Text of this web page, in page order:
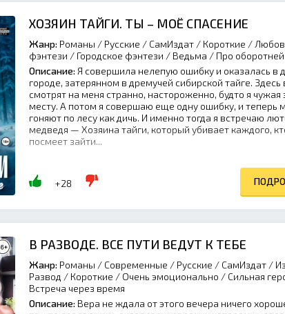
ХОЗЯИН ТАЙГИ. ТЫ – МОЁ СПАСЕНИЕ
Жанр: Романы / Русские / СамИздат / Короткие /
фэнтези / Городское фэнтези / Ведьма / Про оборотней
Описание: Я совершила нелепую ошибку и оказалась в
городе, затерянном в дремучей сибирской тайге. Здесь
смотрят на меня странно, настороженно, будто я чужая
месту. А потом я совершаю еще одну ошибку, и теперь
гоняют по лесу как дичь. И именно тогда я встречаю
медведя — Хозяина тайги, который убивает каждого,
посмеет зайти...
+28
В РАЗВОДЕ. ВСЕ ПУТИ ВЕДУТ К ТЕБЕ
Жанр: Романы / Современные / Русские / СамИздат /
Развод / Короткие / Очень эмоционально / Сильная
Встреча через время
Описание: Вера не ждала от этого вечера ничего